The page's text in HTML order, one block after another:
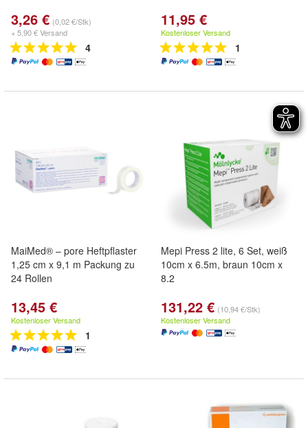
3,26 € (0,02 €/Stk)
+ 5,90 € Versand
4
11,95 €
Kostenloser Versand
1
MaiMed® – pore Heftpflaster
1,25 cm x 9,1 m Packung zu
24 Rollen
13,45 €
Kostenloser Versand
1
Mepi Press 2 lite, 6 Set, weiß
10cm x 6.5m, braun 10cm x
8.2
131,22 € (10,94 €/Stk)
Kostenloser Versand